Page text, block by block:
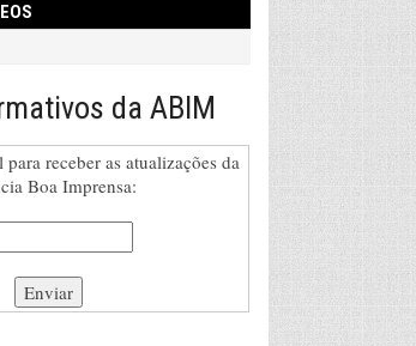
da ABIM
para receber as atualizações da
Boa Imprensa: